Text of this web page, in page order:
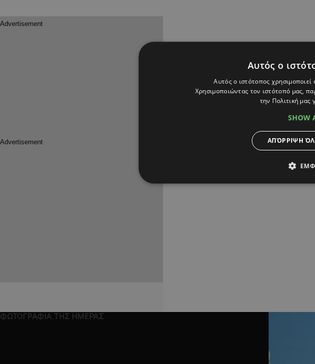
ΦΩΤΟΓΡΑΦΙΑ ΤΗΣ ΗΜΕΡΑΣ
Αυτός ο
Αυτός ο ιστότοπος
Χρησιμοποιώντας τον ιστότοπό μας,
την Πολιτική μας
SHOW
ΑΠΌΡΡΙΨΗ